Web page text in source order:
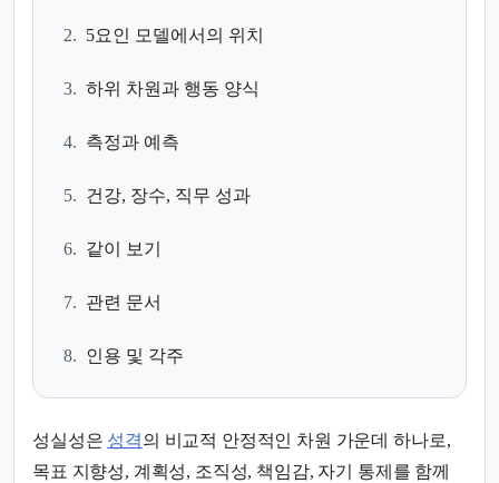
2. 5요인 모델에서의 위치
3. 하위 차원과 행동 양식
4. 측정과 예측
5. 건강, 장수, 직무 성과
6. 같이 보기
7. 관련 문서
8. 인용 및 각주
성실성은 성격의 비교적 안정적인 차원 가운데 하나로,
목표 지향성, 계획성, 조직성, 책임감, 자기 통제를 함께